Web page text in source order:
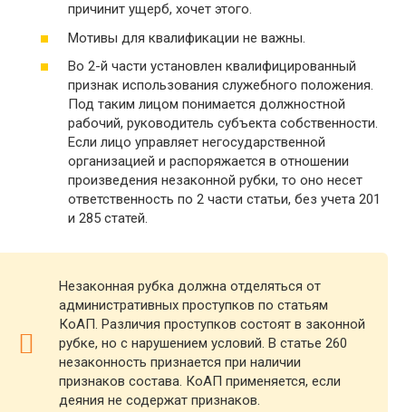
причинит ущерб, хочет этого.
Мотивы для квалификации не важны.
Во 2-й части установлен квалифицированный
признак использования служебного положения.
Под таким лицом понимается должностной
рабочий, руководитель субъекта собственности.
Если лицо управляет негосударственной
организацией и распоряжается в отношении
произведения незаконной рубки, то оно несет
ответственность по 2 части статьи, без учета 201
и 285 статей.
Незаконная рубка должна отделяться от
административных проступков по статьям
КоАП. Различия проступков состоят в законной
рубке, но с нарушением условий. В статье 260
незаконность признается при наличии
признаков состава. КоАП применяется, если
деяния не содержат признаков.